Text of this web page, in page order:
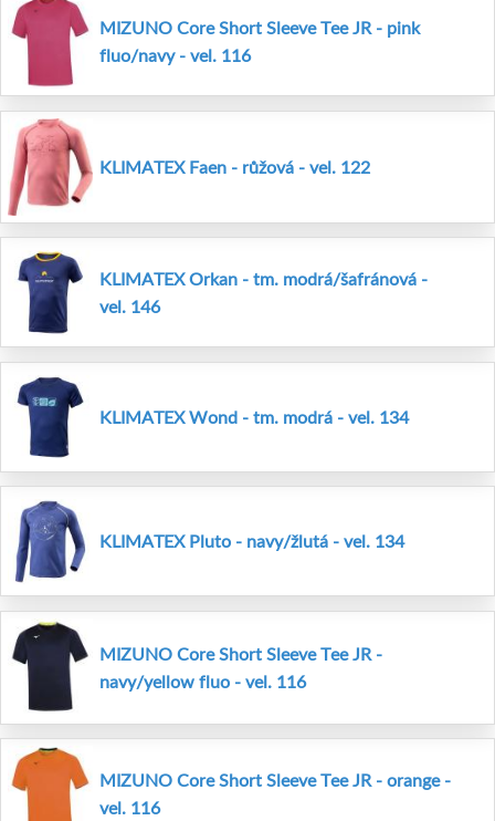
MIZUNO Core Short Sleeve Tee JR - pink
fluo/navy - vel. 116
KLIMATEX Faen - růžová - vel. 122
KLIMATEX Orkan - tm. modrá/šafránová -
vel. 146
KLIMATEX Wond - tm. modrá - vel. 134
KLIMATEX Pluto - navy/žlutá - vel. 134
MIZUNO Core Short Sleeve Tee JR -
navy/yellow fluo - vel. 116
MIZUNO Core Short Sleeve Tee JR - orange -
vel. 116